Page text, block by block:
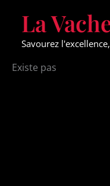
contenuLa
Savourez
Existe pas